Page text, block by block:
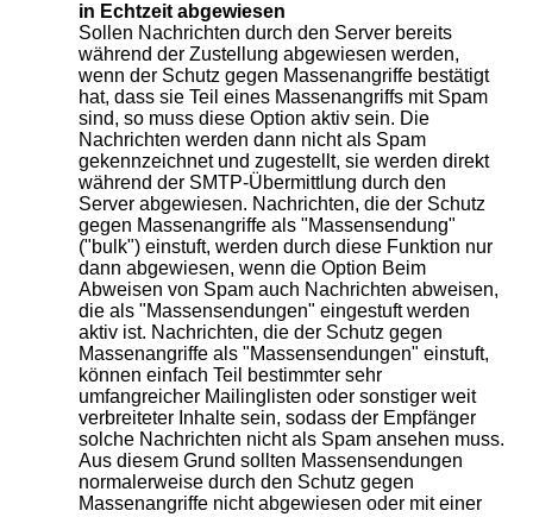
in Echtzeit abgewiesen
Sollen Nachrichten durch den Server bereits
während der Zustellung abgewiesen werden,
wenn der Schutz gegen Massenangriffe bestätigt
hat, dass sie Teil eines Massenangriffs mit Spam
sind, so muss diese Option aktiv sein. Die
Nachrichten werden dann nicht als Spam
gekennzeichnet und zugestellt, sie werden direkt
während der SMTP-Übermittlung durch den
Server abgewiesen. Nachrichten, die der Schutz
gegen Massenangriffe als "Massensendung"
("bulk") einstuft, werden durch diese Funktion nur
dann abgewiesen, wenn die Option Beim
Abweisen von Spam auch Nachrichten abweisen,
die als "Massensendungen" eingestuft werden
aktiv ist. Nachrichten, die der Schutz gegen
Massenangriffe als "Massensendungen" einstuft,
können einfach Teil bestimmter sehr
umfangreicher Mailinglisten oder sonstiger weit
verbreiteter Inhalte sein, sodass der Empfänger
solche Nachrichten nicht als Spam ansehen muss.
Aus diesem Grund sollten Massensendungen
normalerweise durch den Schutz gegen
Massenangriffe nicht abgewiesen oder mit einer